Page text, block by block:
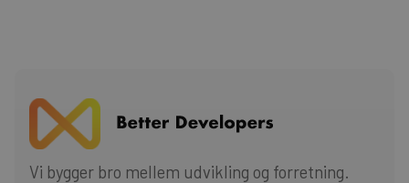
Vi bygger bro mellem udvikling og forretning.